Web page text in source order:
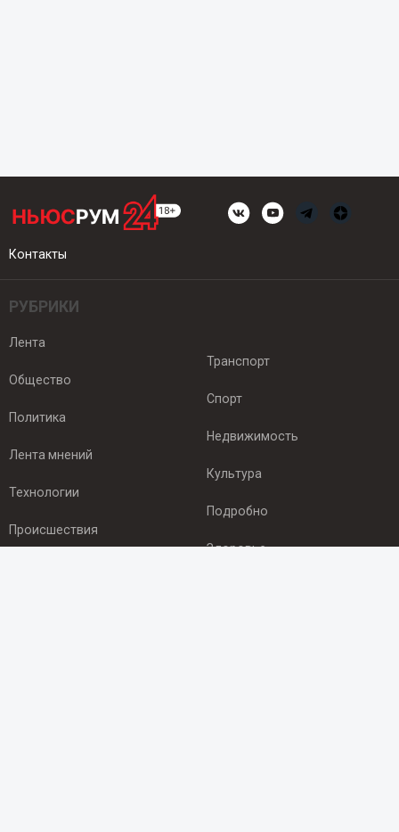
Контакты
РУБРИКИ
Лента
Общество
Политика
Лента мнений
Технологии
Происшествия
Транспорт
Спорт
Недвижимость
Культура
Подробно
Здоровье